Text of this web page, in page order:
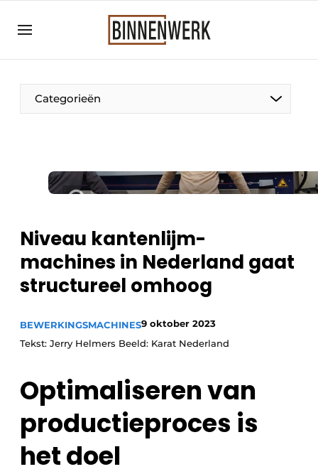
Aanmelden
Bedrijven
Binnenwerk | Hét magazine voor de
Direct contact
Meest gelezen
Nieuwsbrief
Podcasts
Vacature aanmelden
Vacatures
Categorieën
Niveau kantenlijm-
machines in Nederland gaat
structureel omhoog
BEWERKINGSMACHINES9 oktober 2023
Tekst: Jerry Helmers Beeld: Karat Nederland
Optimaliseren van
productieproces is
het doel